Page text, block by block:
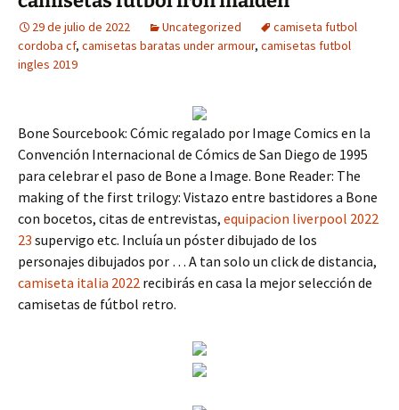
29 de julio de 2022 Uncategorized
camiseta futbol
cordoba cf, camisetas baratas under armour, camisetas futbol
ingles 2019
Bone Sourcebook: Cómic regalado por Image Comics en la
Convención Internacional de Cómics de San Diego de 1995
para celebrar el paso de Bone a Image. Bone Reader: The
making of the first trilogy: Vistazo entre bastidores a Bone
con bocetos, citas de entrevistas, equipacion liverpool 2022
23 supervigo etc. Incluía un póster dibujado de los
personajes dibujados por … A tan solo un click de distancia,
camiseta italia 2022 recibirás en casa la mejor selección de
camisetas de fútbol retro.